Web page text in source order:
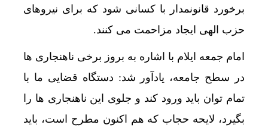
برخورد قانونمدار با کسانی شود که برای نیروهای
حزب الهی ایجاد مزاحمت می کنند.
امام جمعه ایلام با اشاره به بروز برخی ناهنجاری ها
در سطح جامعه، یادآور شد: دستگاه قضایی ما با
تمام توان باید ورود کند و جلوی این ناهنجاری ها را
بگیرد، لایحه حجاب که هم اکنون مطرح است، باید